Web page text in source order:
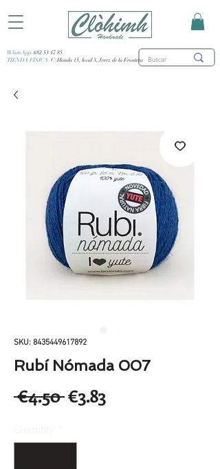
WhatsApp: 682 53 47 85
TIENDA FÍSICA: C/ Honda 15, local 3, Jerez de la Frontera
SKU: 8435449617892
Rubí Nómada 007
€4.50 Regular
€3.83Sale